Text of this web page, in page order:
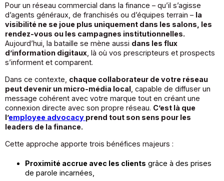
Pour un réseau commercial dans la finance – qu’il s’agisse
d’agents généraux, de franchisés ou d’équipes terrain – la
visibilité ne se joue plus uniquement dans les salons, les
rendez-vous ou les campagnes institutionnelles.
Aujourd’hui, la bataille se mène aussi dans les flux
d’information digitaux , là où vos prescripteurs et prospects
s’informent et comparent.
Dans ce contexte, chaque collaborateur de votre réseau
peut devenir un micro-média local , capable de diffuser un
message cohérent avec votre marque tout en créant une
connexion directe avec son propre réseau. C’est là que
l’employee advocacy prend tout son sens pour les
leaders de la finance.
Cette approche apporte trois bénéfices majeurs :
Proximité accrue avec les clients grâce à des prises
de parole incarnées,